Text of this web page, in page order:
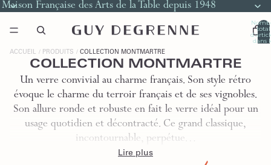
Maison Française des Arts de la Table depuis 1948
total
dans
ACCUEIL PRODUITS COLLECTION MONTMARTRE
COLLECTION MONTMARTRE
Un verre convivial au charme français. Son style rétro
évoque le charme du terroir français et de ses vignobles.
Son allure ronde et robuste en fait le verre idéal pour un
usage quotidien et décontracté. Ce grand classique,
incontournable, perpétue…
Lire plus